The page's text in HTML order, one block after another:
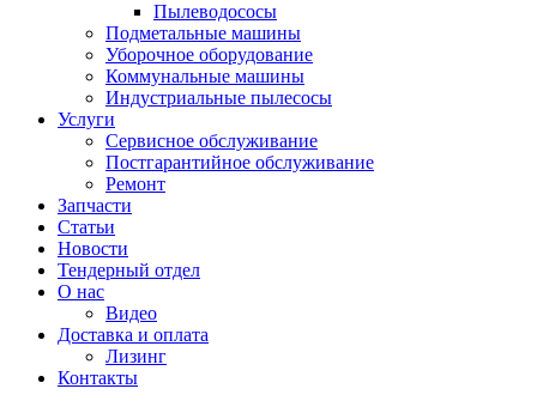
Пылеводососы
Подметальные машины
Уборочное оборудование
Коммунальные машины
Индустриальные пылесосы
Услуги
Сервисное обслуживание
Постгарантийное обслуживание
Ремонт
Запчасти
Статьи
Новости
Тендерный отдел
О нас
Видео
Доставка и оплата
Лизинг
Контакты